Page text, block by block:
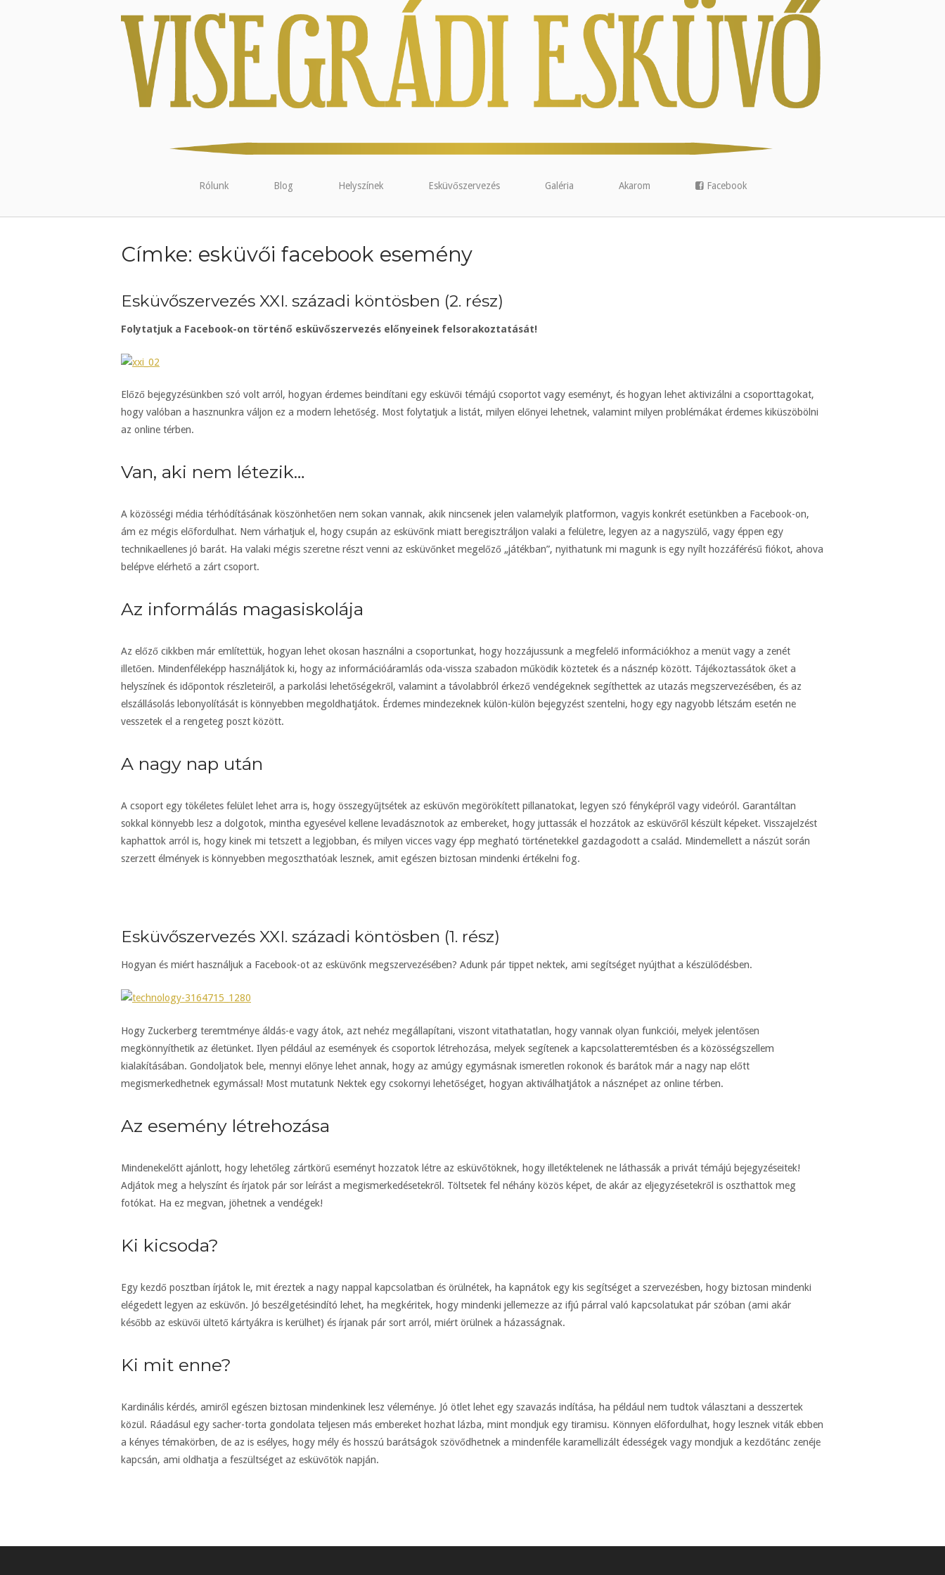
Rólunk Blog Helyszínek Esküvőszervezés Galéria Akarom Facebook
Címke: esküvői facebook esemény
Esküvőszervezés XXI. századi köntösben (2. rész)
Folytatjuk a Facebook-on történő esküvőszervezés előnyeinek felsorakoztatását!
Előző bejegyzésünkben szó volt arról, hogyan érdemes beindítani egy esküvői témájú csoportot vagy eseményt, és hogyan lehet aktivizálni a csoporttagokat,
hogy valóban a hasznunkra váljon ez a modern lehetőség. Most folytatjuk a listát, milyen előnyei lehetnek, valamint milyen problémákat érdemes kiküszöbölni
az online térben.
Van, aki nem létezik…
A közösségi média térhódításának köszönhetően nem sokan vannak, akik nincsenek jelen valamelyik platformon, vagyis konkrét esetünkben a Facebook-on,
ám ez mégis előfordulhat. Nem várhatjuk el, hogy csupán az esküvőnk miatt beregisztráljon valaki a felületre, legyen az a nagyszülő, vagy éppen egy
technikaellenes jó barát. Ha valaki mégis szeretne részt venni az esküvőnket megelőző „játékban”, nyithatunk mi magunk is egy nyílt hozzáférésű fiókot, ahova
belépve elérhető a zárt csoport.
Az informálás magasiskolája
Az előző cikkben már említettük, hogyan lehet okosan használni a csoportunkat, hogy hozzájussunk a megfelelő információkhoz a menüt vagy a zenét
illetően. Mindenféleképp használjátok ki, hogy az információáramlás oda-vissza szabadon működik köztetek és a násznép között. Tájékoztassátok őket a
helyszínek és időpontok részleteiről, a parkolási lehetőségekről, valamint a távolabbról érkező vendégeknek segíthettek az utazás megszervezésében, és az
elszállásolás lebonyolítását is könnyebben megoldhatjátok. Érdemes mindezeknek külön-külön bejegyzést szentelni, hogy egy nagyobb létszám esetén ne
vesszetek el a rengeteg poszt között.
A nagy nap után
A csoport egy tökéletes felület lehet arra is, hogy összegyűjtsétek az esküvőn megörökített pillanatokat, legyen szó fényképről vagy videóról. Garantáltan
sokkal könnyebb lesz a dolgotok, mintha egyesével kellene levadásznotok az embereket, hogy juttassák el hozzátok az esküvőről készült képeket. Visszajelzést
kaphattok arról is, hogy kinek mi tetszett a legjobban, és milyen vicces vagy épp megható történetekkel gazdagodott a család. Mindemellett a nászút során
szerzett élmények is könnyebben megoszthatóak lesznek, amit egészen biztosan mindenki értékelni fog.
Esküvőszervezés XXI. századi köntösben (1. rész)
Hogyan és miért használjuk a Facebook-ot az esküvőnk megszervezésében? Adunk pár tippet nektek, ami segítséget nyújthat a készülődésben.
Hogy Zuckerberg teremtménye áldás-e vagy átok, azt nehéz megállapítani, viszont vitathatatlan, hogy vannak olyan funkciói, melyek jelentősen
megkönnyíthetik az életünket. Ilyen például az események és csoportok létrehozása, melyek segítenek a kapcsolatteremtésben és a közösségszellem
kialakításában. Gondoljatok bele, mennyi előnye lehet annak, hogy az amúgy egymásnak ismeretlen rokonok és barátok már a nagy nap előtt
megismerkedhetnek egymással! Most mutatunk Nektek egy csokornyi lehetőséget, hogyan aktiválhatjátok a násznépet az online térben.
Az esemény létrehozása
Mindenekelőtt ajánlott, hogy lehetőleg zártkörű eseményt hozzatok létre az esküvőtöknek, hogy illetéktelenek ne láthassák a privát témájú bejegyzéseitek!
Adjátok meg a helyszínt és írjatok pár sor leírást a megismerkedésetekről. Töltsetek fel néhány közös képet, de akár az eljegyzésetekről is oszthattok meg
fotókat. Ha ez megvan, jöhetnek a vendégek!
Ki kicsoda?
Egy kezdő posztban írjátok le, mit éreztek a nagy nappal kapcsolatban és örülnétek, ha kapnátok egy kis segítséget a szervezésben, hogy biztosan mindenki
elégedett legyen az esküvőn. Jó beszélgetésindító lehet, ha megkéritek, hogy mindenki jellemezze az ifjú párral való kapcsolatukat pár szóban (ami akár
később az esküvői ültető kártyákra is kerülhet) és írjanak pár sort arról, miért örülnek a házasságnak.
Ki mit enne?
Kardinális kérdés, amiről egészen biztosan mindenkinek lesz véleménye. Jó ötlet lehet egy szavazás indítása, ha például nem tudtok választani a desszertek
közül. Ráadásul egy sacher-torta gondolata teljesen más embereket hozhat lázba, mint mondjuk egy tiramisu. Könnyen előfordulhat, hogy lesznek viták ebben
a kényes témakörben, de az is esélyes, hogy mély és hosszú barátságok szövődhetnek a mindenféle karamellizált édességek vagy mondjuk a kezdőtánc zenéje
kapcsán, ami oldhatja a feszültséget az esküvőtök napján.